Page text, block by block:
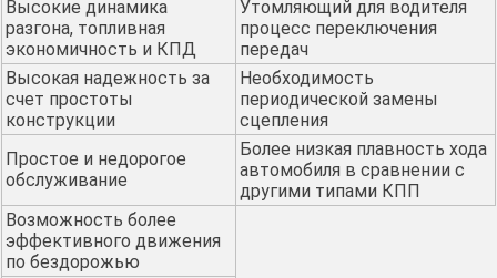
Высокие динамика
разгона, топливная
экономичность и КПД
Утомляющий для водителя
процесс переключения
передач
Высокая надежность за
счет простоты
конструкции
Необходимость
периодической замены
сцепления
Простое и недорогое
обслуживание
Более низкая плавность хода
автомобиля в сравнении с
другими типами КПП
Возможность более
эффективного движения
по бездорожью